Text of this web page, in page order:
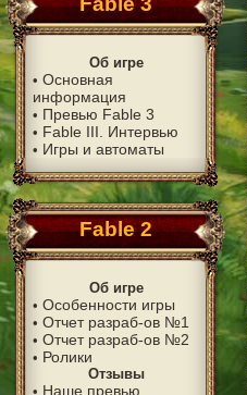
Об игре
• Основная
информация
• Превью Fable 3
• Fable III. Интервью
• Игры и автоматы
Fable 2
Об игре
• Особенности игры
• Отчет разраб-ов №1
• Отчет разраб-ов №2
• Ролики
Отзывы
• Наше превью